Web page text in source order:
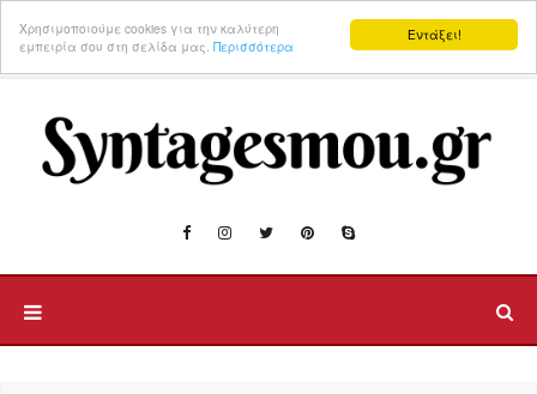
Εντάξει!
Χρησιμοποιούμε cookies για την καλύτερη
εμπειρία σου στη σελίδα μας. Περισσότερα